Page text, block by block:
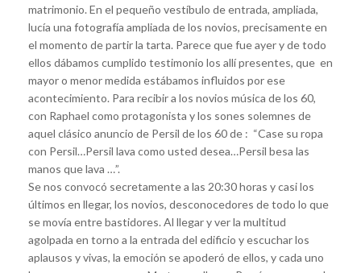
matrimonio. En el pequeño vestíbulo de entrada, ampliada,
lucía una fotografía ampliada de los novios, precisamente en
el momento de partir la tarta. Parece que fue ayer y de todo
ellos dábamos cumplido testimonio los allí presentes, que en
mayor o menor medida estábamos influidos por ese
acontecimiento. Para recibir a los novios música de los 60,
con Raphael como protagonista y los sones solemnes de
aquel clásico anuncio de Persil de los 60 de : “Case su ropa
con Persil…Persil lava como usted desea…Persil besa las
manos que lava …”.
Se nos convocó secretamente a las 20:30 horas y casi los
últimos en llegar, los novios, desconocedores de todo lo que
se movía entre bastidores. Al llegar y ver la multitud
agolpada en torno a la entrada del edificio y escuchar los
aplausos y vivas, la emoción se apoderó de ellos, y cada uno